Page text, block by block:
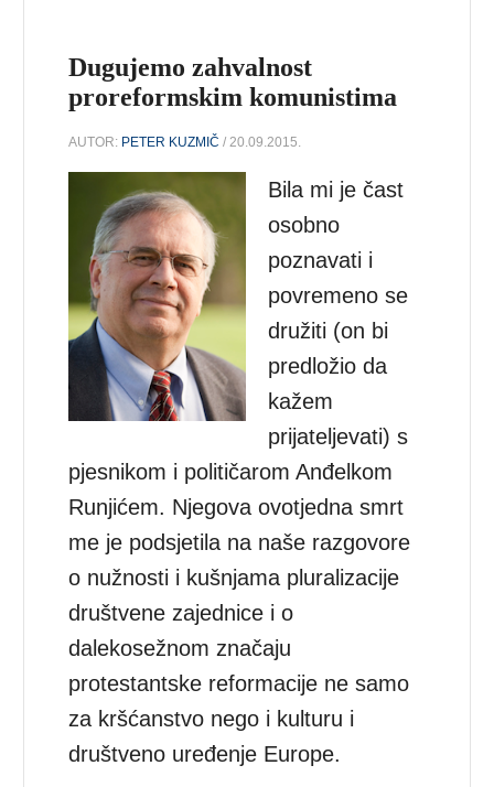
Dugujemo zahvalnost
proreformskim komunistima
AUTOR: PETER KUZMIČ / 20.09.2015.
Bila mi je čast
osobno
poznavati i
povremeno se
družiti (on bi
predložio da
kažem
prijateljevati) s
pjesnikom i političarom Anđelkom
Runjićem. Njegova ovotjedna smrt
me je podsjetila na naše razgovore
o nužnosti i kušnjama pluralizacije
društvene zajednice i o
dalekosežnom značaju
protestantske reformacije ne samo
za kršćanstvo nego i kulturu i
društveno uređenje Europe.